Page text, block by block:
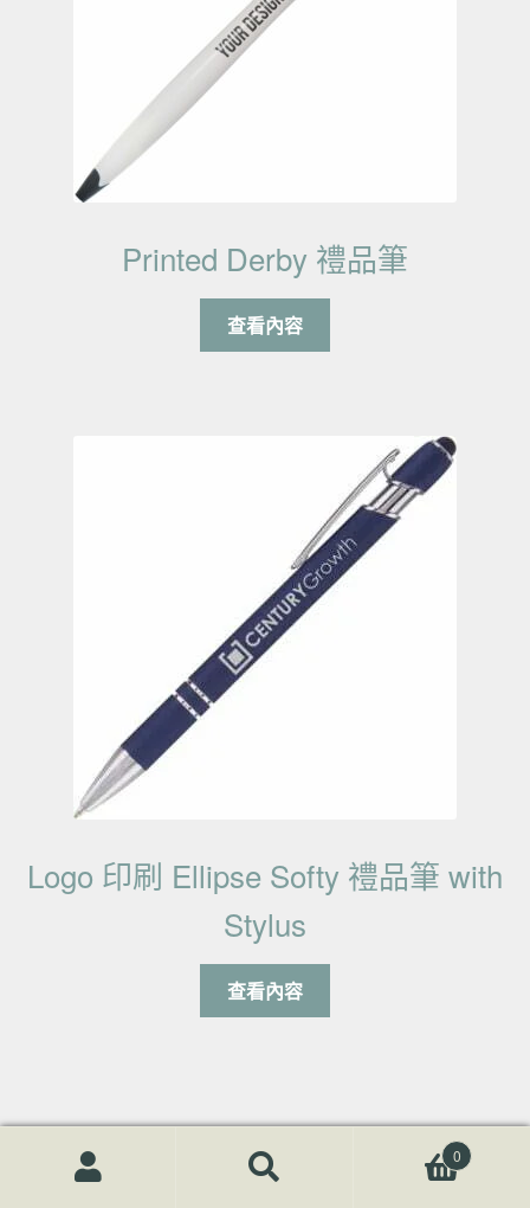
Printed Derby 禮品筆
查看內容
Logo 印刷 Ellipse Softy 禮品筆 with
Stylus
查看內容
搜尋關鍵字:
0